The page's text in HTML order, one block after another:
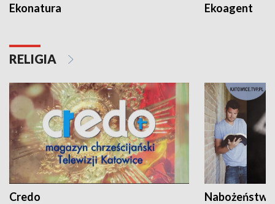
Ekonatura Ekoagent
RELIGIA
Credo